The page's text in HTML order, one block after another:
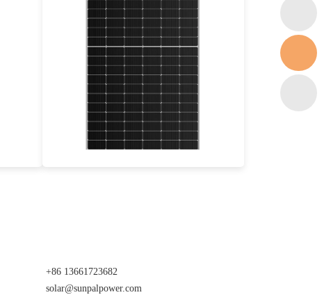
Garantie d'alimentation de 25 ans
+86 13661723682
solar@sunpalpower.com